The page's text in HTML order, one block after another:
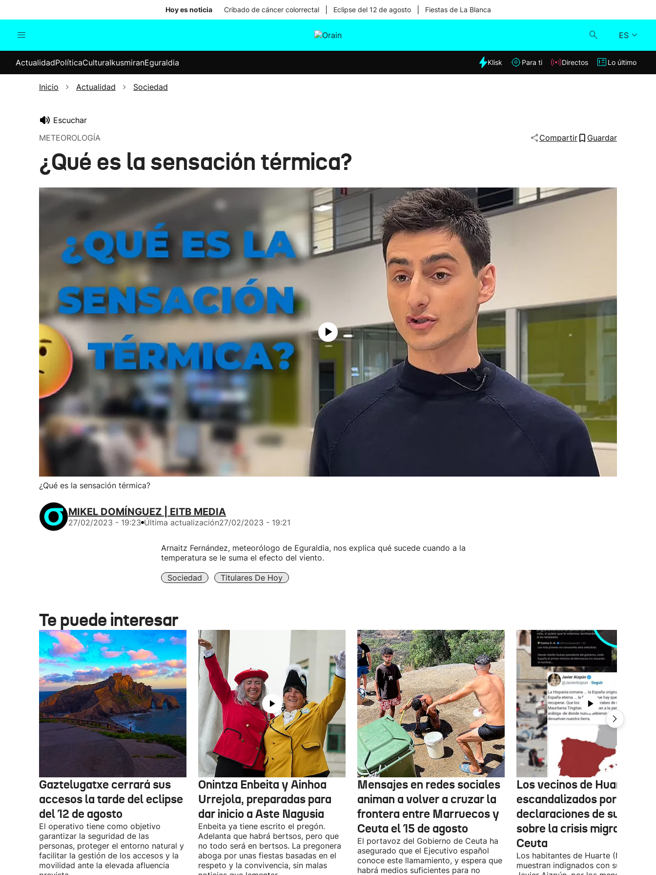
Hoy es noticia Cribado de cáncer colorrectal Eclipse del 12 de agosto Fiestas de La Blanca
ES
Internacional
Elecciones
Klisk
ActualidadPolíticaCulturaIkusmiranEguraldia Klisk Para ti Directos Lo último
Inicio Actualidad Sociedad
Escuchar
METEOROLOGÍA
Compartir Guardar
¿Qué es la sensación térmica?
¿Qué es la sensación térmica?
MIKEL DOMÍNGUEZ | EITB MEDIA
27/02/2023 - 19:23 Última actualización27/02/2023 - 19:21
Arnaitz Fernández, meteorólogo de Eguraldia, nos explica qué sucede cuando a la
temperatura se le suma el efecto del viento.
Sociedad Titulares De Hoy
Te puede interesar
Gaztelugatxe cerrará sus
accesos la tarde del eclipse
del 12 de agosto
El operativo tiene como objetivo
garantizar la seguridad de las
personas, proteger el entorno natural y
facilitar la gestión de los accesos y la
movilidad ante la elevada afluencia
Onintza Enbeita y Ainhoa
Urrejola, preparadas para
dar inicio a Aste Nagusia
Enbeita ya tiene escrito el pregón.
Adelanta que habrá bertsos, pero que
no todo será en bertsos. La pregonera
aboga por unas fiestas basadas en el
respeto y la convivencia, sin malas
Mensajes en redes sociales
animan a volver a cruzar la
frontera entre Marruecos y
Ceuta el 15 de agosto
El portavoz del Gobierno de Ceuta ha
asegurado que el Ejecutivo español
conoce este llamamiento, y espera que
habrá medios suficientes para no
Los vecinos de Huarte,
escandalizados por las
declaraciones de su
sobre la crisis migratoria
Ceuta
Los habitantes de Huarte (Navarra)
muestran indignados con su párroco,